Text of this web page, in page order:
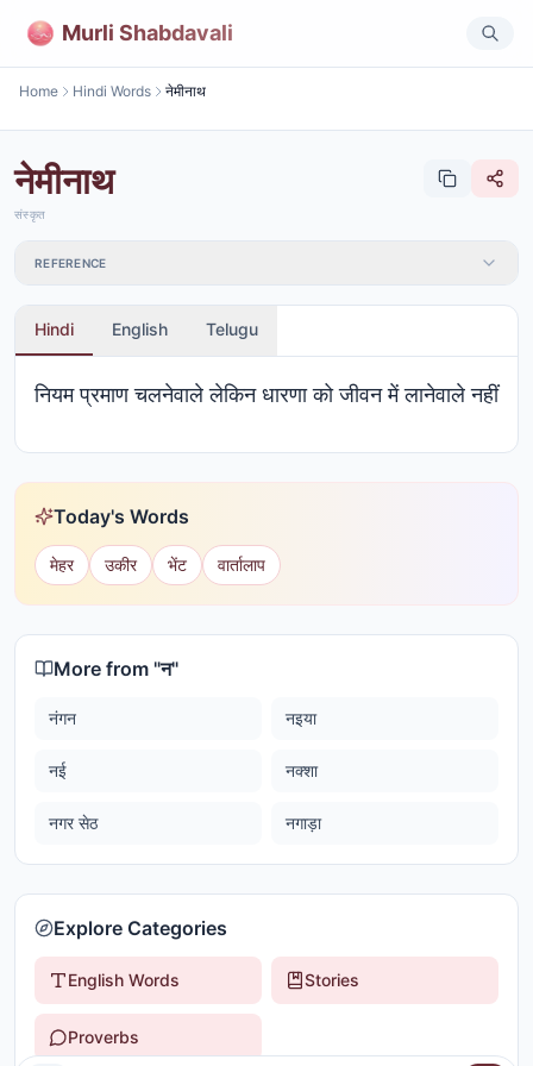
Murli Shabdavali
Home Hindi Words नेमीनाथ
नेमीनाथ
संस्कृत
REFERENCE
Hindi English Telugu
नियम प्रमाण चलनेवाले लेकिन धारणा को जीवन में लानेवाले नहीं
Today's Words
मेहर उकीर भेंट वार्तालाप
More from "न"
नंगन नइया
नई नक्शा
नगर सेठ नगाड़ा
Explore Categories
English Words Stories
Proverbs